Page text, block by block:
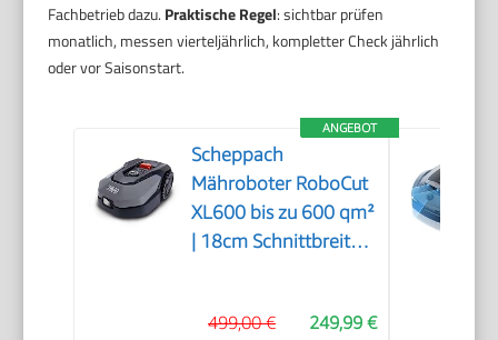
Fachbetrieb dazu. Praktische Regel: sichtbar prüfen
monatlich, messen vierteljährlich, kompletter Check jährlich
oder vor Saisonstart.
ANGEBOT
Scheppach
Mähroboter RoboCut
XL600 bis zu 600 qm²
| 18cm Schnittbreite |
Regensensor | WiFi &
249,99 €
499,00 €